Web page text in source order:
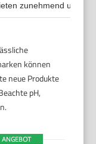
zunehmend
können
neue Produkte
pH,
ANGEBOT